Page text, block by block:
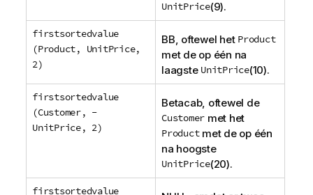
UnitPrice(9).
firstsortedvalue
(Product, UnitPrice,
2)
BB , oftewel het Product
met de op één na
laagste UnitPrice(10).
firstsortedvalue
(Customer, -
UnitPrice, 2)
Betacab, oftewel de
Customer met het
Productmet de op één
na hoogste
UnitPrice(20).
firstsortedvalue